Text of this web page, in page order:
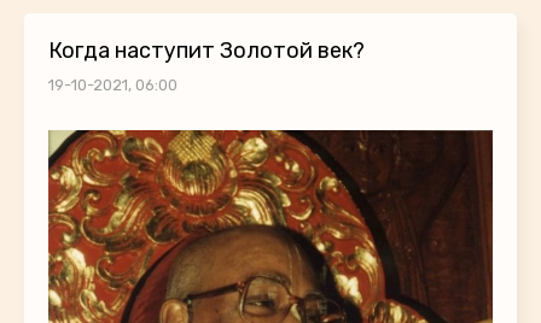
Когда наступит Золотой век?
19-10-2021, 06:00